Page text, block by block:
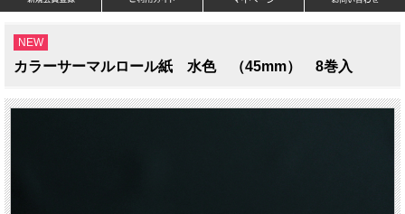
NEW
カラーサーマルロール紙 水色 （45mm） 8巻入